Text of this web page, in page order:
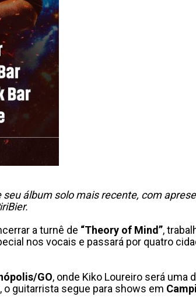
álbum solo mais recente, com
a turnê de “Theory of Mind”,
nos vocais e passará por quatro
GO, onde Kiko Loureiro será uma
o guitarrista segue para shows em